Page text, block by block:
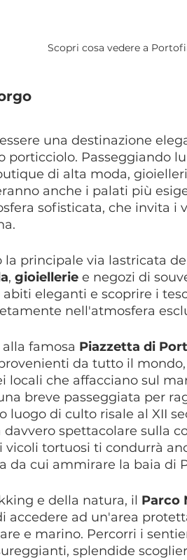
Scopri cosa vedere a
una destinazione
porticciolo. Passeggiando
di alta moda,
anche i palati più
sofisticata, che invita i
principale via lastricata
, gioiellerie e negozi di
eleganti e scoprire i
nell'atmosfera
famosa Piazzetta di
da tutto il
locali che affacciano sul
breve passeggiata per
luogo di culto risale al XII
spettacolare sulla
vicoli tortuosi ti condurrà
da cui ammirare la baia di
e della natura, il Parco
accedere ad un'area
e marino. Percorri i
splendide